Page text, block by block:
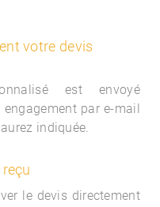
votre devis
est envoyé
par e-mail
indiquée.
le devis directement